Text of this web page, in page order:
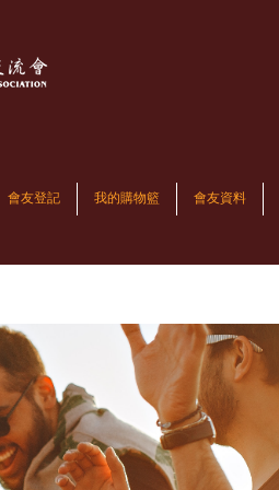
會友登記 我的購物籃 會友資料